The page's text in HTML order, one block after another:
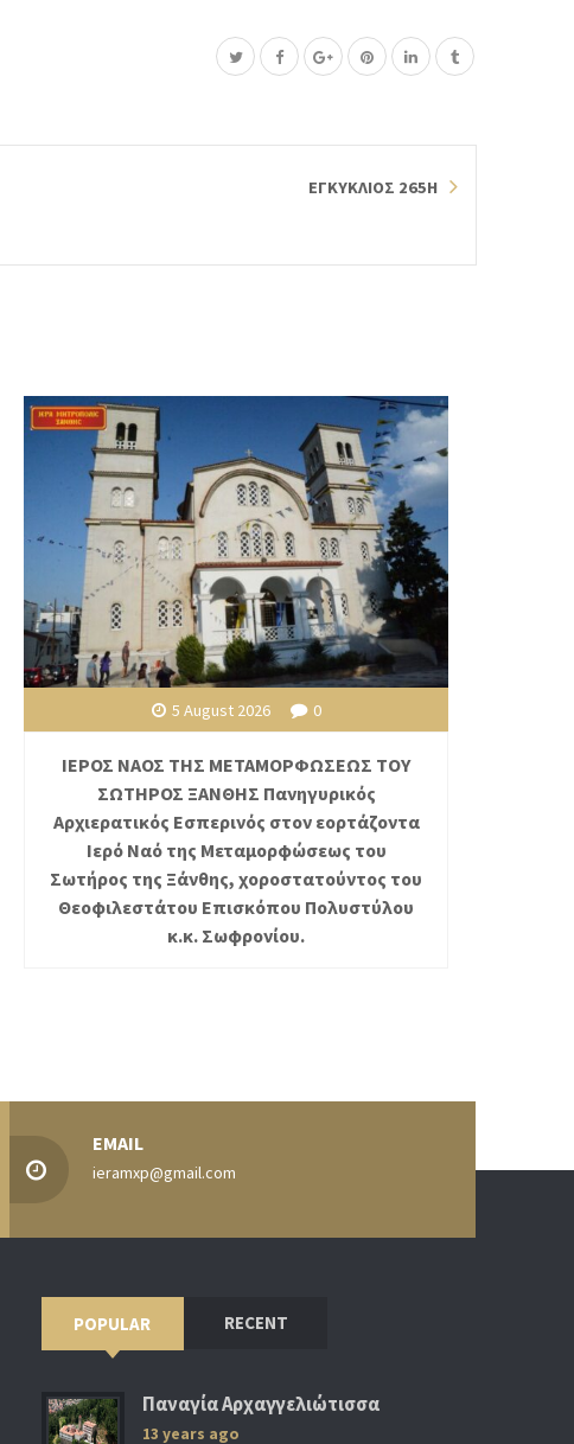
ΕΓΚΥΚΛΙΟΣ 265Η
5 August 2026 0
ΙΕΡΟΣ ΝΑΟΣ ΤΗΣ ΜΕΤΑΜΟΡΦΩΣΕΩΣ ΤΟΥ
ΣΩΤΗΡΟΣ ΞΑΝΘΗΣ Πανηγυρικός
Αρχιερατικός Εσπερινός στον εορτάζοντα
Ιερό Ναό της Μεταμορφώσεως του
Σωτήρος της Ξάνθης, χοροστατούντος του
Θεοφιλεστάτου Επισκόπου Πολυστύλου
κ.κ. Σωφρονίου.
EMAIL
ieramxp@gmail.com
POPULAR RECENT
Παναγία Αρχαγγελιώτισσα
13 years ago